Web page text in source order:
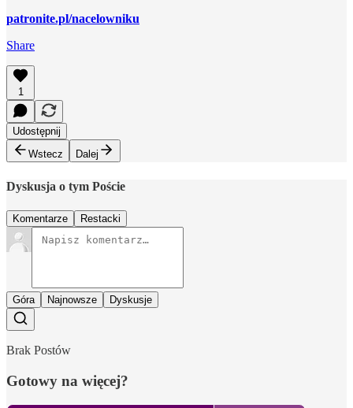
patronite.pl/nacelowniku
Share
1
Udostępnij
Wstecz
Dalej
Dyskusja o tym Poście
Komentarze Restacki
Góra Najnowsze Dyskusje
Brak Postów
Gotowy na więcej?